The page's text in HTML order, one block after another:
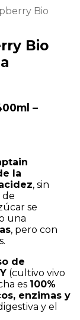
Bio
Bio
–
la
, sin
de
se
una
, pero con
de
(cultivo vivo
es 100%
enzimas y
y el